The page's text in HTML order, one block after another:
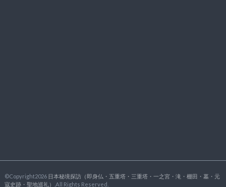
©Copyright2026 日本秘境探訪（即身仏・五重塔・三重塔・一之宮・滝・棚田・墓・元
寇史跡・聖地巡礼）
.All Rights Reserved.